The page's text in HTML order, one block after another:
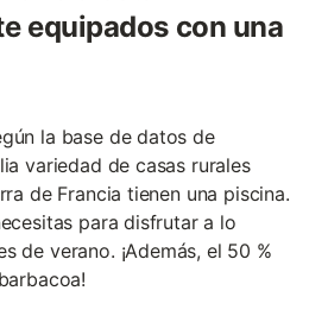
equipados con una
la base de datos de
variedad de casas rurales
de Francia tienen una piscina.
para disfrutar a lo
de verano. ¡Además, el 50 %